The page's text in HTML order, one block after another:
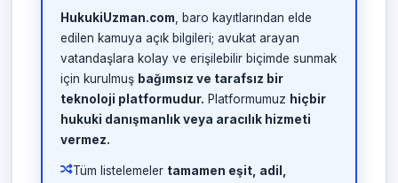
HukukiUzman.com , baro kayıtlarından elde
edilen kamuya açık bilgileri; avukat arayan
vatandaşlara kolay ve erişilebilir biçimde sunmak
için kurulmuş bağımsız ve tarafsız bir
teknoloji platformudur. Platformumuz hiçbir
hukuki danışmanlık veya aracılık hizmeti
vermez.
Tüm listelemeler tamamen eşit, adil,